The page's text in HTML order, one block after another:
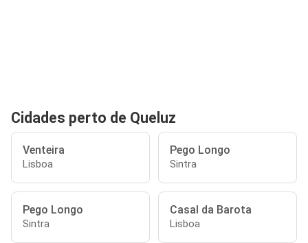
Cidades perto de Queluz
Venteira
Lisboa
Pego Longo
Sintra
Pego Longo
Sintra
Casal da Barota
Lisboa